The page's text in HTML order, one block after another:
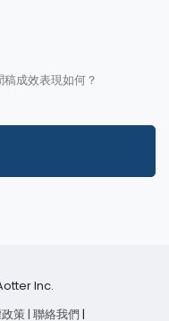
成效表現如何？
Inc.
策| 聯絡我們 |